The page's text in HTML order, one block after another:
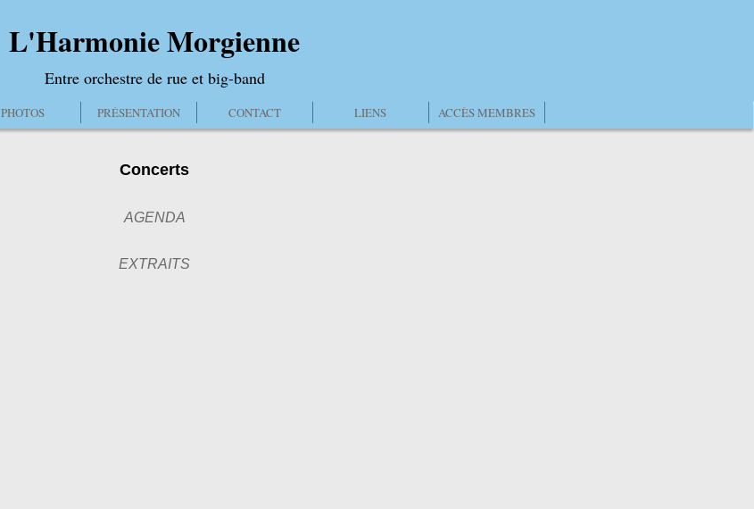
L'Harmonie Morgienne
Entre orchestre de rue et big-band
PHOTOS PRÉSENTATION CONTACT LIENS ACCÈS MEMBRES
Concerts
AGENDA
EXTRAITS